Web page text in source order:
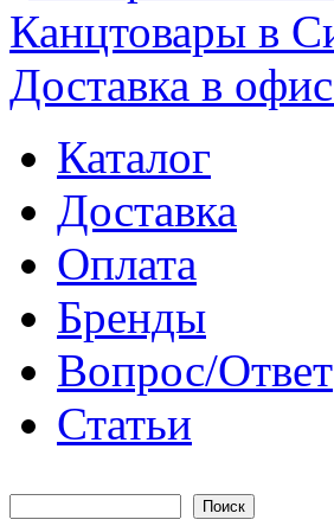
Каталог
Доставка
Оплата
Бренды
Вопрос/Ответ
Статьи
Форма поиска